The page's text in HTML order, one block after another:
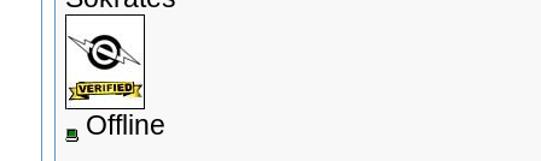
Offline